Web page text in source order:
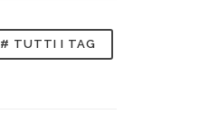
# TUTTI I TAG